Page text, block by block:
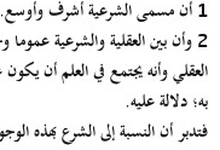
1 أن مسمى الشرعية أشرف وأوسع.
2 وأن بين العقلية والشرعية
العقلي وأنه يجتمع في العلم أن
به؛ دلالة عليه.
فتدبر أن النسبة إلى الشرع بهذه